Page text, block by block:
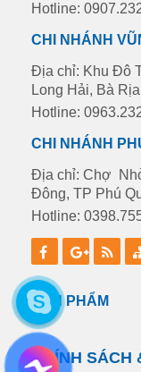
Hotline:
CHI NHÁNH
Địa chỉ: Khu Đô
Long Hải, Bà
Hotline:
CHI NHÁNH
Địa chỉ: Chợ
Đông, TP Phú
Hotline:
SẢN PHẨM
CHÍNH SÁCH